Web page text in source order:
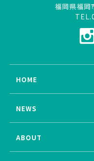
福岡県福岡
HOME
NEWS
ABOUT